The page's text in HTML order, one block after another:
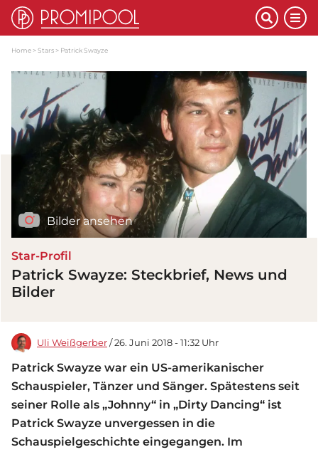
Home Stars Patrick Swayze
Bilder ansehen
Star-Profil
Patrick Swayze: Steckbrief, News und
Bilder
Uli Weißgerber / 26. Juni 2018 - 11:32 Uhr
Patrick Swayze war ein US-amerikanischer
Schauspieler, Tänzer und Sänger. Spätestens seit
seiner Rolle als „Johnny“ in „Dirty Dancing“ ist
Patrick Swayze unvergessen in die
Schauspielgeschichte eingegangen. Im